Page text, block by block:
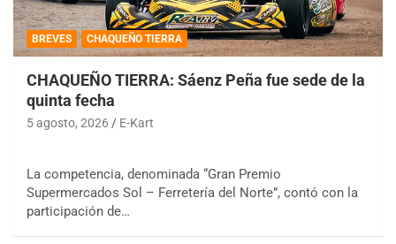
BREVES CHAQUEÑO TIERRA
CHAQUEÑO TIERRA: Sáenz Peña fue sede de la
quinta fecha
5 agosto, 2026 E-Kart
La competencia, denominada “Gran Premio
Supermercados Sol – Ferretería del Norte”, contó con la
participación de…